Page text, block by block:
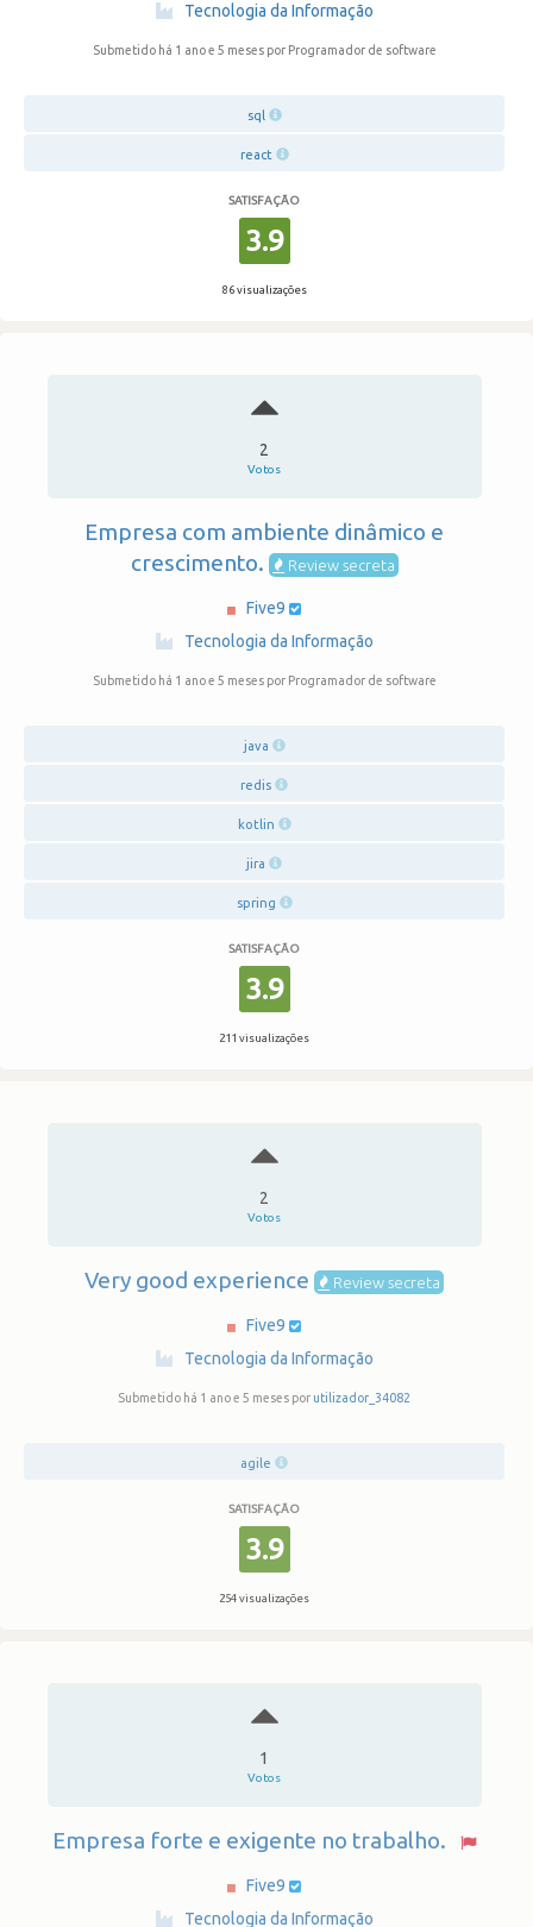
Tecnologia da Informação
Submetido há 1 ano e 5 meses por Programador de software
sql
react
SATISFAÇÃO
3.9
86 visualizações
2
Votos
Empresa com ambiente dinâmico e
crescimento.
Review secreta
Five9
Tecnologia da Informação
Submetido há 1 ano e 5 meses por Programador de software
java
redis
kotlin
jira
spring
SATISFAÇÃO
3.9
211 visualizações
2
Votos
Very good experience Review secreta
Five9
Tecnologia da Informação
Submetido há 1 ano e 5 meses por utilizador_34082
agile
SATISFAÇÃO
3.9
254 visualizações
1
Votos
Empresa forte e exigente no trabalho.
Five9
Tecnologia da Informação